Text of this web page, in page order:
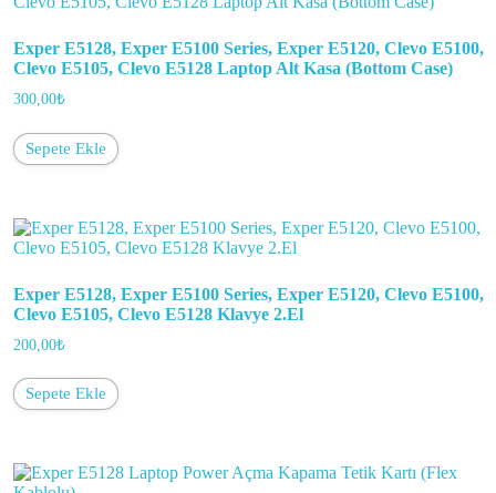
Exper E5128, Exper E5100 Series, Exper E5120, Clevo E5100,
Clevo E5105, Clevo E5128 Laptop Alt Kasa (Bottom Case)
300,00₺
Sepete Ekle
Exper E5128, Exper E5100 Series, Exper E5120, Clevo E5100,
Clevo E5105, Clevo E5128 Klavye 2.El
200,00₺
Sepete Ekle